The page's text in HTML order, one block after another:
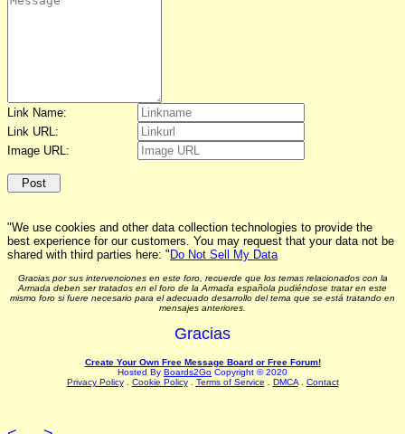
Link Name:
Link URL:
Image URL:
"We use cookies and other data collection technologies to provide the
best experience for our customers. You may request that your data not be
shared with third parties here: " Do Not Sell My Data
Gracias por sus intervenciones en este foro, recuerde que los temas relacionados con la
Armada deben ser tratados en el foro de la Armada española pudiéndose tratar en este
mismo foro si fuere necesario para el adecuado desarrollo del tema que se está tratando en
mensajes anteriores.
Gracias
Create Your Own Free Message Board or Free Forum!
Hosted By Boards2Go Copyright © 2020
Privacy Policy. Cookie Policy. Terms of Service DMCA. Contact